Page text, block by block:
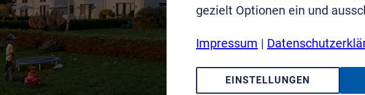
gezielt Optionen ein und
Impressum |
EINSTELLUNGEN